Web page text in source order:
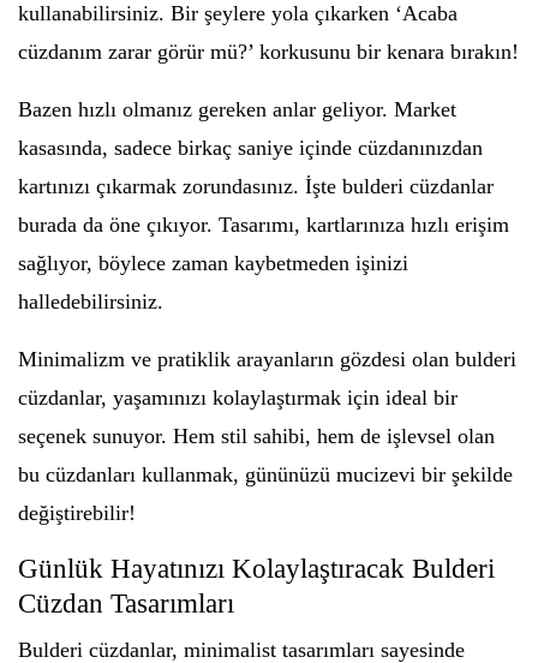
kullanabilirsiniz. Bir şeylere yola çıkarken ‘Acaba
cüzdanım zarar görür mü?’ korkusunu bir kenara bırakın!
Bazen hızlı olmanız gereken anlar geliyor. Market
kasasında, sadece birkaç saniye içinde cüzdanınızdan
kartınızı çıkarmak zorundasınız. İşte bulderi cüzdanlar
burada da öne çıkıyor. Tasarımı, kartlarınıza hızlı erişim
sağlıyor, böylece zaman kaybetmeden işinizi
halledebilirsiniz.
Minimalizm ve pratiklik arayanların gözdesi olan bulderi
cüzdanlar, yaşamınızı kolaylaştırmak için ideal bir
seçenek sunuyor. Hem stil sahibi, hem de işlevsel olan
bu cüzdanları kullanmak, gününüzü mucizevi bir şekilde
değiştirebilir!
Günlük Hayatınızı Kolaylaştıracak Bulderi
Cüzdan Tasarımları
Bulderi cüzdanlar, minimalist tasarımları sayesinde